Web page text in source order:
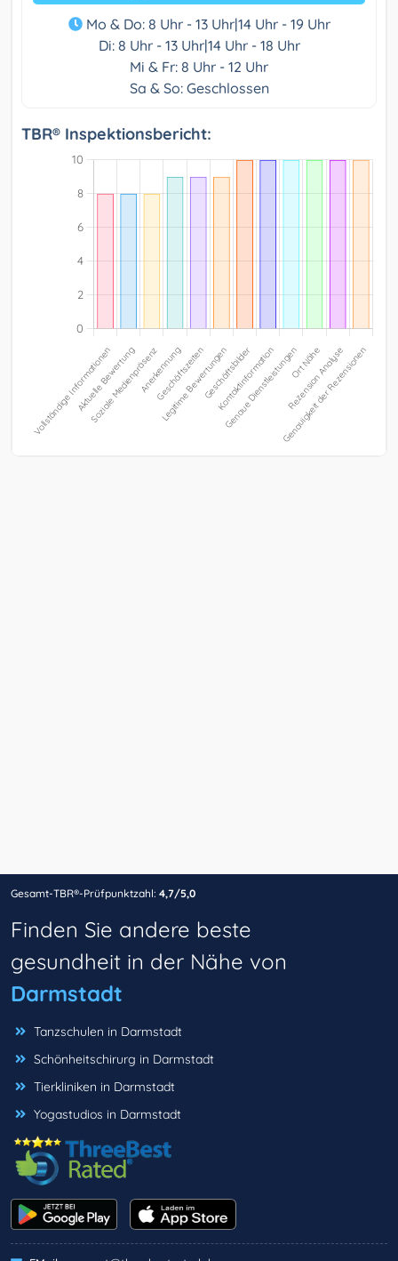
Mo & Do: 8 Uhr - 13 Uhr|14 Uhr - 19 Uhr
Di: 8 Uhr - 13 Uhr|14 Uhr - 18 Uhr
Mi & Fr: 8 Uhr - 12 Uhr
Sa & So: Geschlossen
TBR® Inspektionsbericht:
Gesamt-TBR®-Prüfpunktzahl: 4,7/5,0
Finden Sie andere beste
gesundheit in der Nähe von
Darmstadt
Tanzschulen in Darmstadt
Schönheitschirurg in Darmstadt
Tierkliniken in Darmstadt
Yogastudios in Darmstadt